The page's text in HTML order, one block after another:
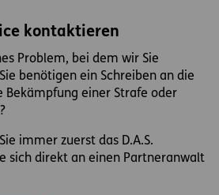
kontaktieren
Problem, bei dem wir Sie
benötigen ein Schreiben an die
Bekämpfung einer Strafe oder
immer zuerst das D.A.S.
sich direkt an einen Partneranwalt